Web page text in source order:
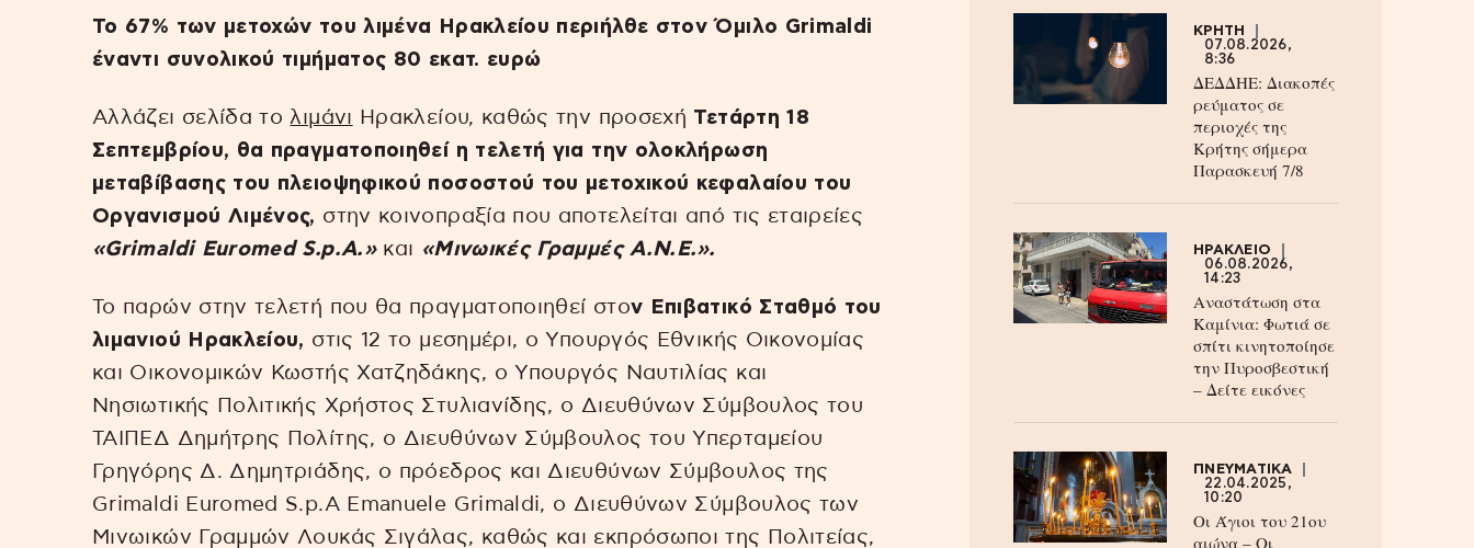
Το 67% των μετοχών του λιμένα Ηρακλείου περιήλθε στον Όμιλο Grimaldi
έναντι συνολικού τιμήματος 80 εκατ. ευρώ
Αλλάζει σελίδα τολιμάνι Ηρακλείου, καθώς την προσεχή Τετάρτη 18
Σεπτεμβρίου, θα πραγματοποιηθεί η τελετή για την ολοκλήρωση
μεταβίβασης του πλειοψηφικού ποσοστού του μετοχικού κεφαλαίου του
Οργανισμού Λιμένος, στην κοινοπραξία που αποτελείται από τις εταιρείες
«Grimaldi Euromed S.p.A.»και «Μινωικές Γραμμές Α.Ν.Ε.».
Το παρών στην τελετή που θα πραγματοποιηθεί στον Επιβατικό Σταθμό του
λιμανιού Ηρακλείου, στις 12 το μεσημέρι, ο Υπουργός Εθνικής Οικονομίας
και Οικονομικών Κωστής Χατζηδάκης, ο Υπουργός Ναυτιλίας και
Νησιωτικής Πολιτικής Χρήστος Στυλιανίδης, ο Διευθύνων Σύμβουλος του
ΤΑΙΠΕΔ Δημήτρης Πολίτης, ο Διευθύνων Σύμβουλος του Υπερταμείου
Γρηγόρης Δ. Δημητριάδης, ο πρόεδρος και Διευθύνων Σύμβουλος της
Grimaldi Euromed S.p.A Emanuele Grimaldi, o Διευθύνων Σύμβουλος των
Μινωικών Γραμμών Λουκάς Σιγάλας, καθώς και εκπρόσωποι της Πολιτείας,
ΚΡΗΤΗ
07.08.2026,
8:36
ΔΕΔΔΗΕ: Διακοπές
ρεύματος σε
περιοχές της
Κρήτης σήμερα
Παρασκευή 7/8
ΗΡΑΚΛΕΙΟ
06.08.2026,
14:23
Αναστάτωση στα
Καμίνια: Φωτιά σε
σπίτι κινητοποίησε
την Πυροσβεστική
– Δείτε εικόνες
ΠΝΕΥΜΑΤΙΚΑ
22.04.2025,
10:20
Οι Άγιοι του 21ου
αιώνα – Οι